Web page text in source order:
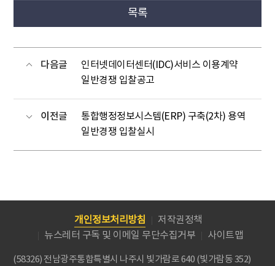
목록
다음글
인터넷데이터센터(IDC)서비스 이용계약
일반경쟁 입찰공고
이전글
통합행정정보시스템(ERP) 구축(2차) 용역
일반경쟁 입찰실시
개인정보처리방침
저작권정책
뉴스레터 구독 및 이메일 무단수집거부
사이트맵
(58326) 전남광주통합특별시 나주시 빛가람로 640 (빛가람동 352)